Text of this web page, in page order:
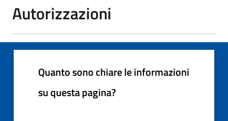
Autorizzazioni
Quanto sono chiare le informazioni
su questa pagina?